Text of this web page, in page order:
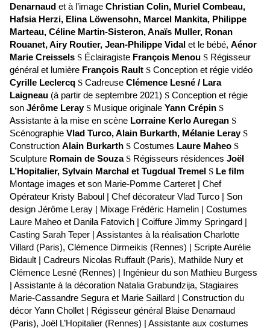
Denarnaud et à l’image Christian Colin, Muriel Combeau,
Hafsia Herzi, Elina Löwensohn, Marcel Mankita, Philippe
Marteau, Céline Martin-Sisteron, Anaïs Muller, Ronan
Rouanet, Airy Routier, Jean-Philippe Vidal et le bébé, Aénor
Marie Creissels S Éclairagiste François Menou S Régisseur
général et lumière François Rault S Conception et régie vidéo
Cyrille Leclercq S Cadreuse Clémence Lesné / Lara
Laigneau (à partir de septembre 2021) S Conception et régie
son Jérôme Leray S Musique originale Yann Crépin S
Assistante à la mise en scène Lorraine Kerlo Auregan S
Scénographie Vlad Turco, Alain Burkarth, Mélanie Leray S
Construction Alain Burkarth S Costumes Laure Maheo S
Sculpture Romain de Souza S Régisseurs résidences Joël
L’Hopitalier, Sylvain Marchal et Tugdual Tremel S Le film
Montage images et son Marie-Pomme Carteret | Chef
Opérateur Kristy Baboul | Chef décorateur Vlad Turco | Son
design Jérôme Leray | Mixage Frédéric Hamelin | Costumes
Laure Maheo et Danila Fatovich | Coiffure Jimmy Springard |
Casting Sarah Teper | Assistantes à la réalisation Charlotte
Villard (Paris), Clémence Dirmeikis (Rennes) | Scripte Aurélie
Bidault | Cadreurs Nicolas Ruffault (Paris), Mathilde Nury et
Clémence Lesné (Rennes) | Ingénieur du son Mathieu Burgess
| Assistante à la décoration Natalia Grabundzija, Stagiaires
Marie-Cassandre Segura et Marie Saillard | Construction du
décor Yann Chollet | Régisseur général Blaise Denarnaud
(Paris), Joël L’Hopitalier (Rennes) | Assistante aux costumes